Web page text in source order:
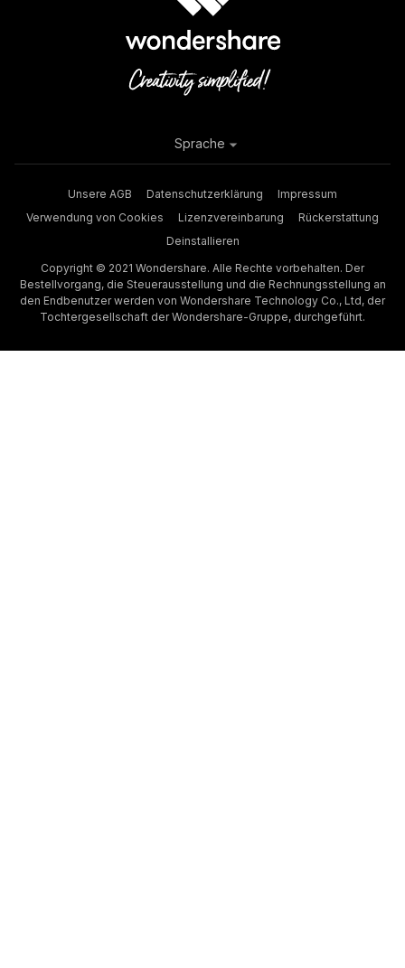
Unsere AGB Datenschutzerklärung
Impressum
Verwendung von Cookies
Lizenzvereinbarung
Rückerstattung
Deinstallieren
Copyright © 2021 Wondershare. Alle Rechte vorbehalten. Der
Bestellvorgang, die Steuerausstellung und die Rechnungsstellung an
den Endbenutzer werden von Wondershare Technology Co., Ltd, der
Tochtergesellschaft der Wondershare-Gruppe, durchgeführt.
Sprache